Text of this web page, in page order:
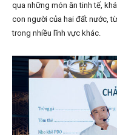
qua những món ăn tinh tế,
con người của hai đất nước,
trong nhiều lĩnh vực khác.